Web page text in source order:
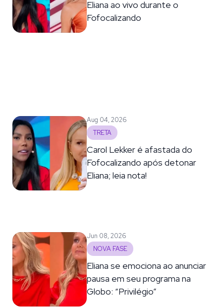
Eliana ao vivo durante o
Fofocalizando
Aug 04, 2026
TRETA
Carol Lekker é afastada do
Fofocalizando após detonar
Eliana; leia nota!
Jun 08, 2026
NOVA FASE
Eliana se emociona ao anunciar
pausa em seu programa na
Globo: “Privilégio”